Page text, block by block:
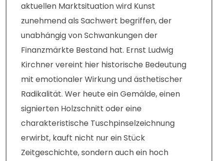
aktuellen Marktsituation wird Kunst
zunehmend als Sachwert begriffen, der
unabhängig von Schwankungen der
Finanzmärkte Bestand hat. Ernst Ludwig
Kirchner vereint hier historische Bedeutung
mit emotionaler Wirkung und ästhetischer
Radikalität. Wer heute ein Gemälde, einen
signierten Holzschnitt oder eine
charakteristische Tuschpinselzeichnung
erwirbt, kauft nicht nur ein Stück
Zeitgeschichte, sondern auch ein hoch